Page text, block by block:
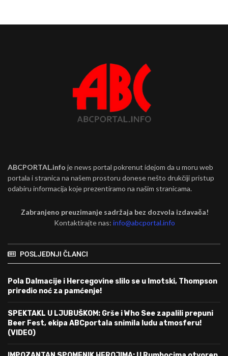
ABCPORTAL.info je news portal pokrenut idejom da u moru web
portala i stranica na našem prostoru donese nešto drukčiji pristup
odabiru informacija koje prezentiramo na našim stranicama.
Zabranjeno preuzimanje sadržaja bez dozvola izdavača!
Kontaktirajte nas:info@abcportal.info
POSLJEDNJI ČLANCI
Pola Dalmacije i Hercegovine slilo se u Imotski, Thompson
priredio noć za pamćenje!
SPEKTAKL U LJUBUŠKOM: Grše i Who See zapalili prepuni
Beer Fest, ekipa ABCportala snimila ludu atmosferu!
(VIDEO)